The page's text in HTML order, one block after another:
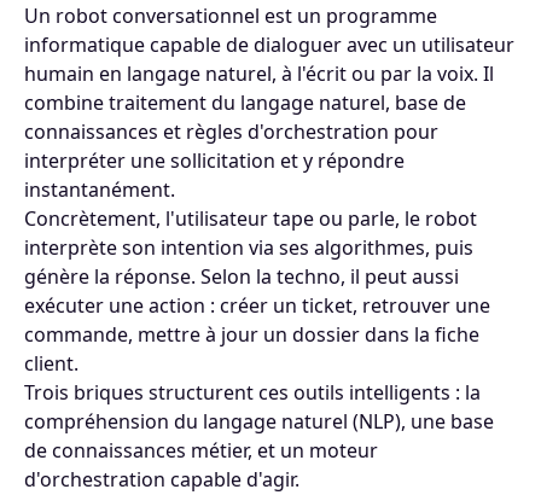
Un robot conversationnel est un programme
informatique capable de dialoguer avec un utilisateur
humain en langage naturel, à l'écrit ou par la voix. Il
combine traitement du langage naturel, base de
connaissances et règles d'orchestration pour
interpréter une sollicitation et y répondre
instantanément.
Concrètement, l'utilisateur tape ou parle, le robot
interprète son intention via ses algorithmes, puis
génère la réponse. Selon la techno, il peut aussi
exécuter une action : créer un ticket, retrouver une
commande, mettre à jour un dossier dans la fiche
client.
Trois briques structurent ces outils intelligents : la
compréhension du langage naturel (NLP), une base
de connaissances métier, et un moteur
d'orchestration capable d'agir.